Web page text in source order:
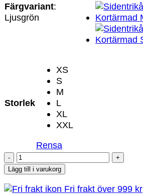
Färgvariant:
Ljusgrön
Storlek
XS
S
M
L
XL
XXL
Rensa
Sidentrikånattlinne
Kortärmad
-
Ljusgrön
Lägg till i varukorg
Fri frakt över 999 kr